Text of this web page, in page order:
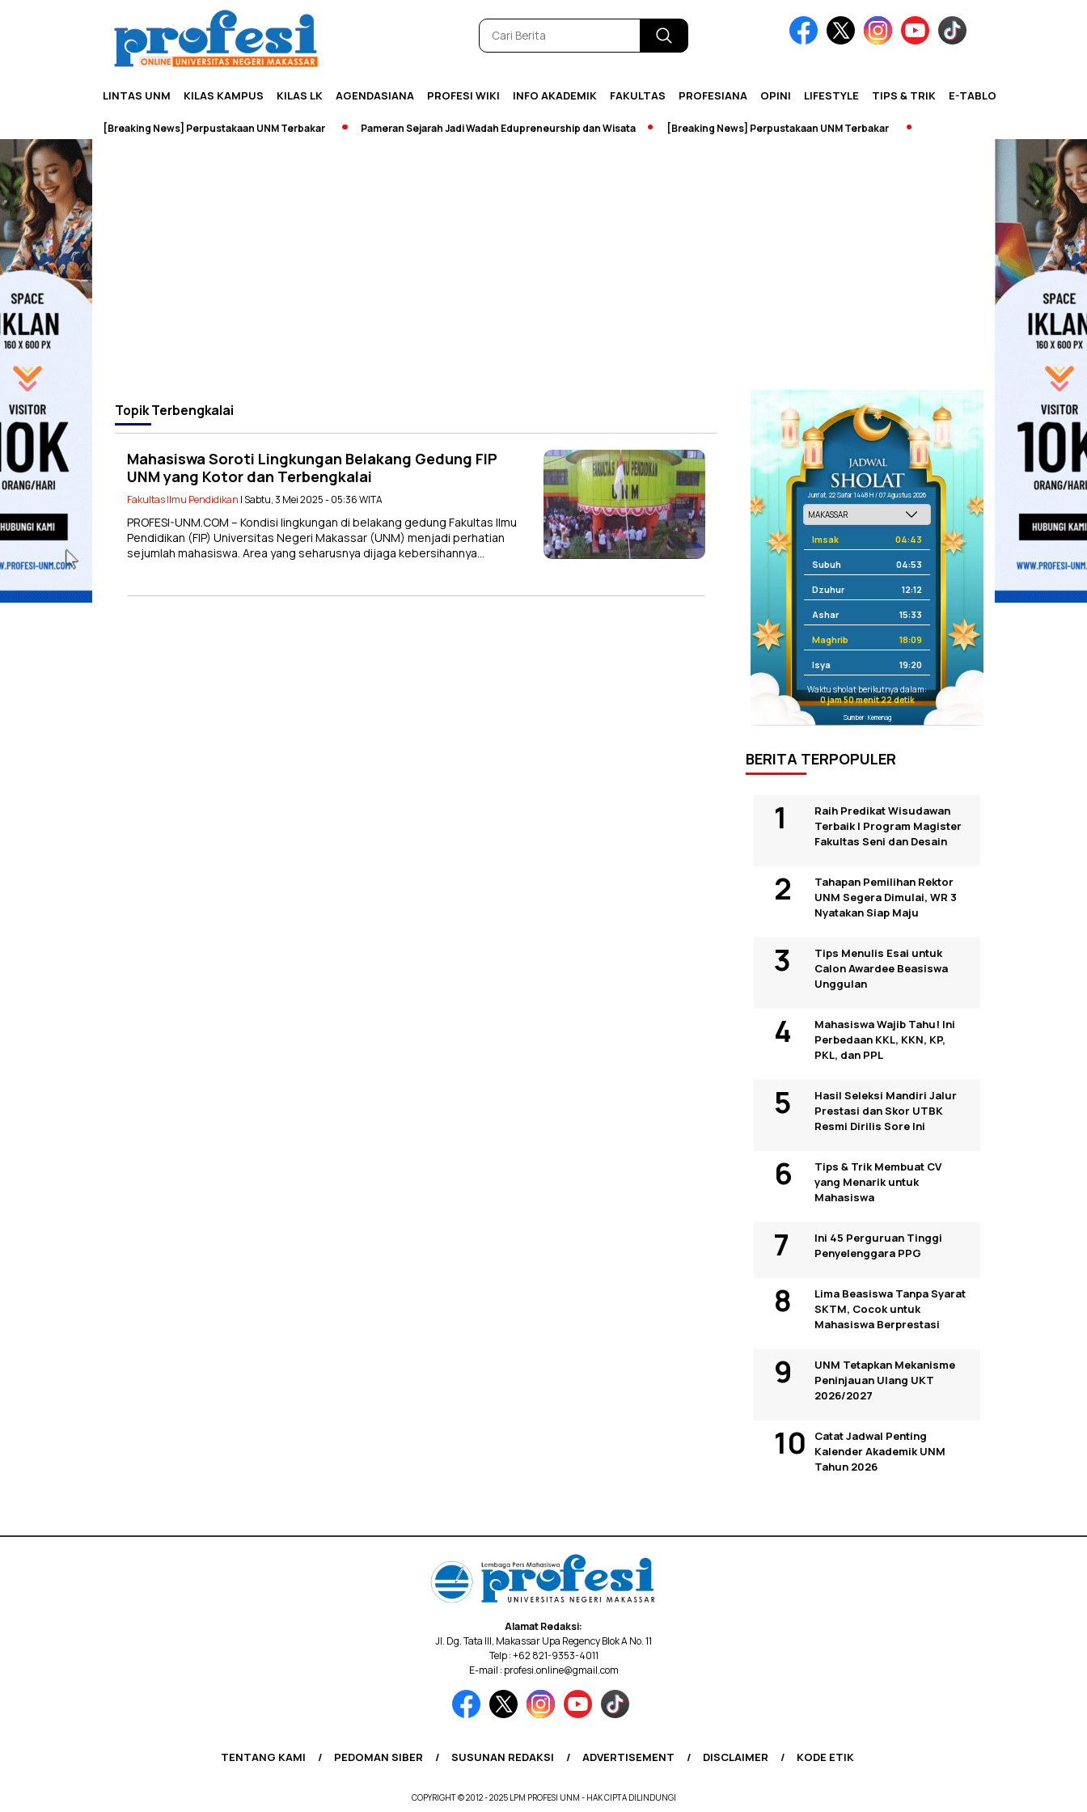
LINTAS UNM KILAS KAMPUS KILAS LK AGENDASIANA PROFESI WIKI INFO AKADEMIK FAKULTAS PROFESIANA OPINI LIFESTYLE TIPS & TRIK E-TABLOID
[Breaking News] Perpustakaan UNM Terbakar Pameran Sejarah Jadi Wadah Edupreneurship dan Wisata [Breaking News] Perpustakaan UNM Terbakar
TopikTerbengkalai
Mahasiswa Soroti Lingkungan Belakang Gedung FIP
UNM yang Kotor dan Terbengkalai
Fakultas Ilmu Pendidikan | Sabtu, 3 Mei 2025 - 05:36 WITA
PROFESI-UNM.COM – Kondisi lingkungan di belakang gedung Fakultas Ilmu
Pendidikan (FIP) Universitas Negeri Makassar (UNM) menjadi perhatian
sejumlah mahasiswa. Area yang seharusnya dijaga kebersihannya…
Jum'at, 22 Safar 1448 H / 07 Agustus 2026
Imsak 04:43
Subuh 04:53
Dzuhur 12:12
Ashar 15:33
Maghrib 18:09
Isya 19:20
Waktu sholat berikutnya dalam:
0 jam 50 menit 22 detik
Sumber: Kemenag
BERITA TERPOPULER
Raih Predikat Wisudawan
Terbaik I Program Magister
Fakultas Seni dan Desain
Tahapan Pemilihan Rektor
UNM Segera Dimulai, WR 3
Nyatakan Siap Maju
Tips Menulis Esai untuk
Calon Awardee Beasiswa
Unggulan
Mahasiswa Wajib Tahu! Ini
Perbedaan KKL, KKN, KP,
PKL, dan PPL
Hasil Seleksi Mandiri Jalur
Prestasi dan Skor UTBK
Resmi Dirilis Sore Ini
Tips & Trik Membuat CV
yang Menarik untuk
Mahasiswa
Ini 45 Perguruan Tinggi
Penyelenggara PPG
Lima Beasiswa Tanpa Syarat
SKTM, Cocok untuk
Mahasiswa Berprestasi
UNM Tetapkan Mekanisme
Peninjauan Ulang UKT
2026/2027
Catat Jadwal Penting
Kalender Akademik UNM
Tahun 2026
Alamat Redaksi:
Jl. Dg. Tata III, Makassar Upa Regency Blok A No. 11
Telp : +62 821-9353-4011
E-mail : profesi.online@gmail.com
TENTANG KAMI PEDOMAN SIBER SUSUNAN REDAKSI ADVERTISEMENT DISCLAIMER KODE ETIK
COPYRIGHT © 2012 - 2025 LPM PROFESI UNM - HAK CIPTA DILINDUNGI